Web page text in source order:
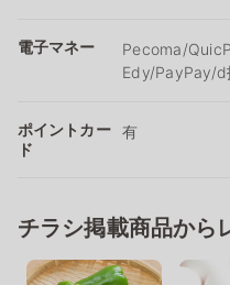
電子マネー
Pecoma/
Edy/PayPay/d
ポイントカー
ド
有
チラシ掲載商品から